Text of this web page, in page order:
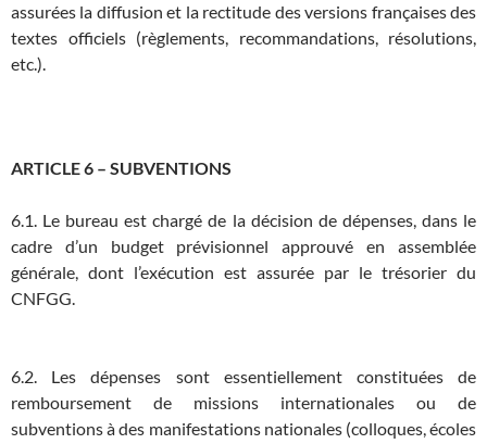
assurées la diffusion et la rectitude des versions françaises des
textes officiels (règlements, recommandations, résolutions,
etc.).
ARTICLE 6 – SUBVENTIONS
6.1. Le bureau est chargé de la décision de dépenses, dans le
cadre d’un budget prévisionnel approuvé en assemblée
générale, dont l’exécution est assurée par le trésorier du
CNFGG.
6.2. Les dépenses sont essentiellement constituées de
remboursement de missions internationales ou de
subventions à des manifestations nationales (colloques, écoles